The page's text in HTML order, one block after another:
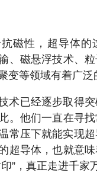
磁性，超导体的
、磁悬浮技术、
变等领域有着广泛
术已经逐步取得
。他们一直在寻
压下就能实现超
超导体，也就意
”，真正走进千家